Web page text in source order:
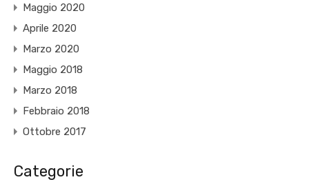
Maggio 2020
Aprile 2020
Marzo 2020
Maggio 2018
Marzo 2018
Febbraio 2018
Ottobre 2017
Categorie